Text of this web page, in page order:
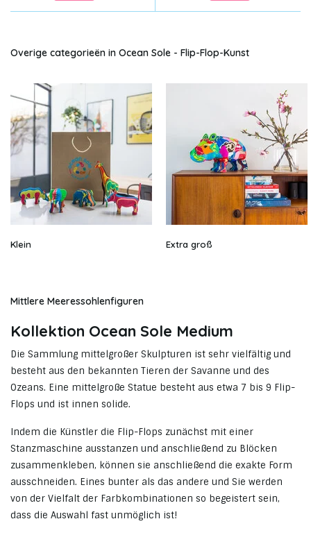
Overige categorieën in Ocean Sole - Flip-Flop-Kunst
Klein Extra groß
Mittlere Meeressohlenfiguren
Kollektion Ocean Sole Medium
Die Sammlung mittelgroßer Skulpturen ist sehr vielfältig und
besteht aus den bekannten Tieren der Savanne und des
Ozeans. Eine mittelgroße Statue besteht aus etwa 7 bis 9 Flip-
Flops und ist innen solide.
Indem die Künstler die Flip-Flops zunächst mit einer
Stanzmaschine ausstanzen und anschließend zu Blöcken
zusammenkleben, können sie anschließend die exakte Form
ausschneiden. Eines bunter als das andere und Sie werden
von der Vielfalt der Farbkombinationen so begeistert sein,
dass die Auswahl fast unmöglich ist!